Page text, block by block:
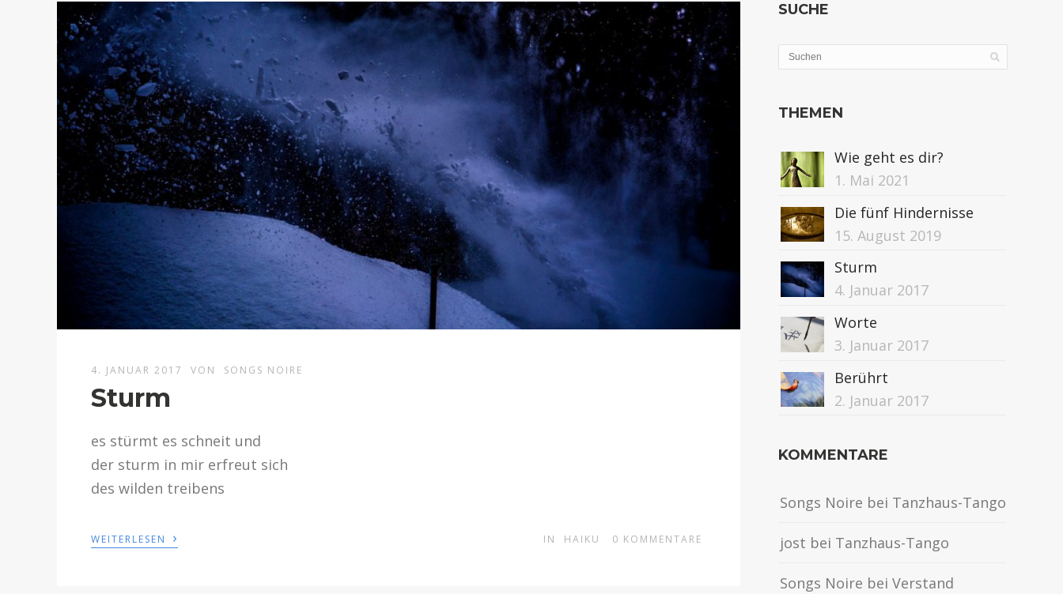
4. JANUAR 2017 VON SONGS NOIRE
Sturm
es stürmt es schneit und
der sturm in mir erfreut sich
des wilden treibens
WEITERLESEN › IN HAIKU 0 KOMMENTARE
SUCHE
THEMEN
Wie geht es dir?
1. Mai 2021
Die fünf Hindernisse
15. August 2019
Sturm
4. Januar 2017
Worte
3. Januar 2017
Berührt
2. Januar 2017
KOMMENTARE
Songs Noire bei Tanzhaus-Tango
jost bei Tanzhaus-Tango
Songs Noire bei Verstand